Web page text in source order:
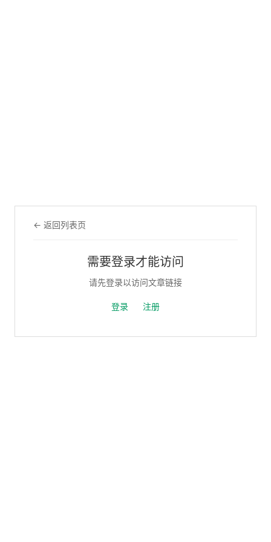
← 返回列表页
需要登录才能访问
请先登录以访问文章链接
登录 注册